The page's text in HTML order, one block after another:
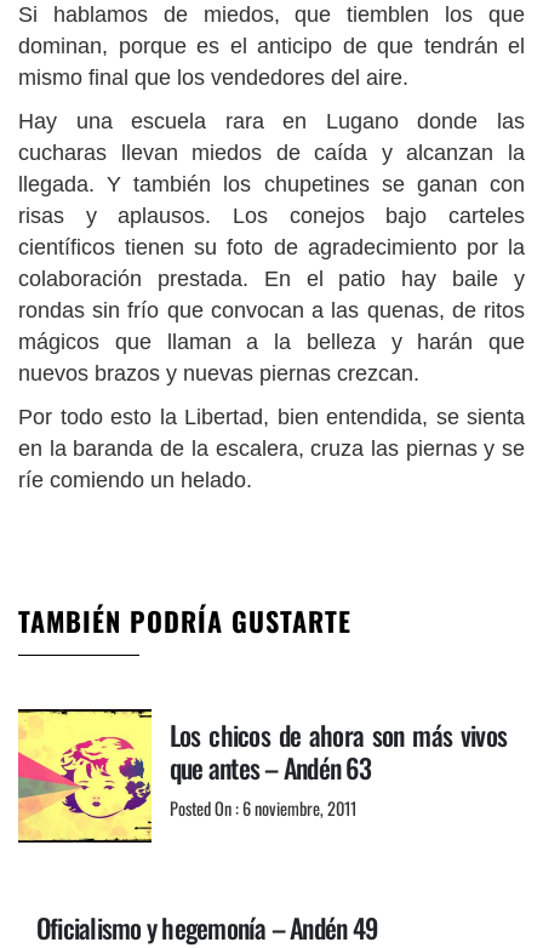
Si hablamos de miedos, que tiemblen los que
dominan, porque es el anticipo de que tendrán el
mismo final que los vendedores del aire.
Hay una escuela rara en Lugano donde las
cucharas llevan miedos de caída y alcanzan la
llegada. Y también los chupetines se ganan con
risas y aplausos. Los conejos bajo carteles
científicos tienen su foto de agradecimiento por la
colaboración prestada. En el patio hay baile y
rondas sin frío que convocan a las quenas, de ritos
mágicos que llaman a la belleza y harán que
nuevos brazos y nuevas piernas crezcan.
Por todo esto la Libertad, bien entendida, se sienta
en la baranda de la escalera, cruza las piernas y se
ríe comiendo un helado.
TAMBIÉN PODRÍA GUSTARTE
Los chicos de ahora son más vivos
que antes – Andén 63
Posted On : 6 noviembre, 2011
Oficialismo y hegemonía – Andén 49